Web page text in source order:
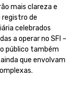
mais clareza e
registro de
celebrados
a operar no SFI –
público também
que envolvam